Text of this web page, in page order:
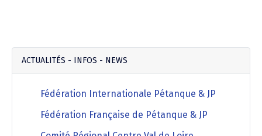
ACTUALITÉS - INFOS - NEWS
Fédération Internationale Pétanque & JP
Fédération Française de Pétanque & JP